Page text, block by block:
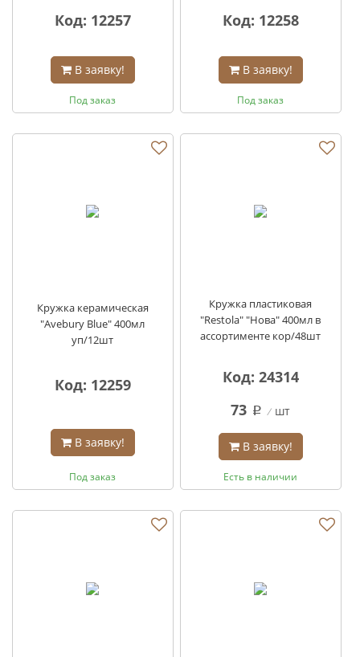
Код: 12257
В заявку!
Под заказ
Код: 12258
В заявку!
Под заказ
Кружка керамическая
"Avebury Blue" 400мл
уп/12шт
Код: 12259
В заявку!
Под заказ
Кружка пластиковая
"Restola" "Нова" 400мл в
ассортименте кор/48шт
Код: 24314
73 q шт
В заявку!
Есть в наличии